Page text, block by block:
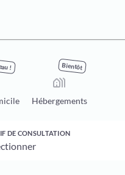
! Bientôt
holiday_village
Hébergements
DE CONSULTATION